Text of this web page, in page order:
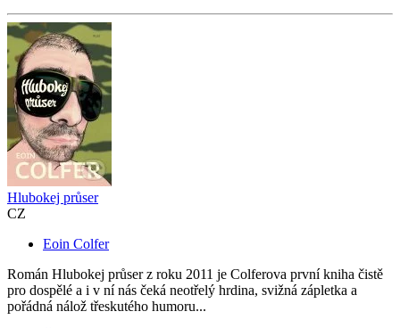
Hlubokej průser
CZ
Eoin Colfer
Román Hlubokej průser z roku 2011 je Colferova první kniha čistě
pro dospělé a i v ní nás čeká neotřelý hrdina, svižná zápletka a
pořádná nálož třeskutého humoru...